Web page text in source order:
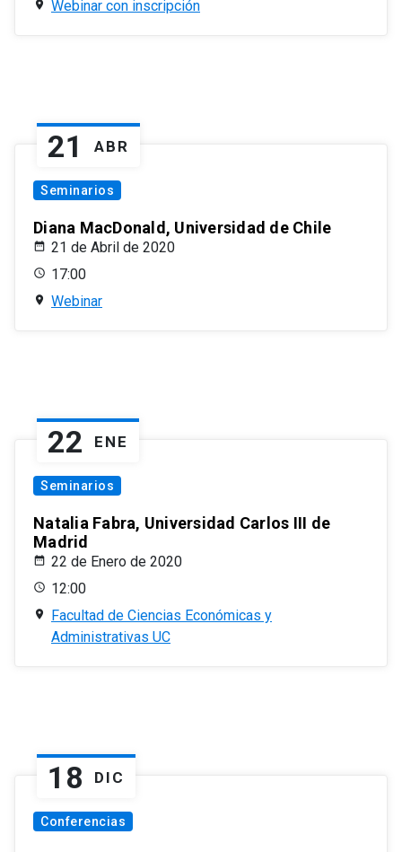
Webinar con inscripción
21 ABR
Seminarios
Diana MacDonald, Universidad de Chile
21 de Abril de 2020
17:00
Webinar
22 ENE
Seminarios
Natalia Fabra, Universidad Carlos III de
Madrid
22 de Enero de 2020
12:00
Facultad de Ciencias Económicas y
Administrativas UC
18 DIC
Conferencias